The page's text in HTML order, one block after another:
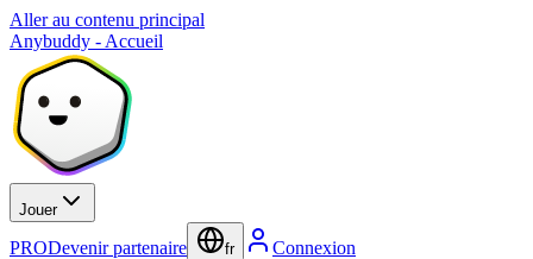
Aller au contenu principal
Anybuddy - Accueil
Jouer
PRODevenir partenaire fr Connexion